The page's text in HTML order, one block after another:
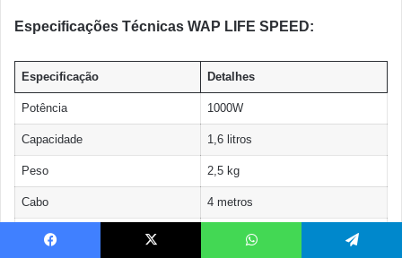
Especificações Técnicas WAP LIFE SPEED:
Especificação Detalhes
Potência 1000W
Capacidade 1,6 litros
Peso 2,5 kg
Cabo 4 metros
Filtro Lavável